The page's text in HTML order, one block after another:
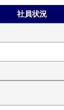
社員状況